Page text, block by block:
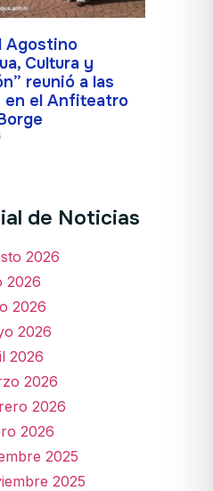
Agostino
Cultura y
reunió a las
en el Anfiteatro
de Noticias
2026
2026
2026
2026
2026
2026
2026
2026
2025
2025